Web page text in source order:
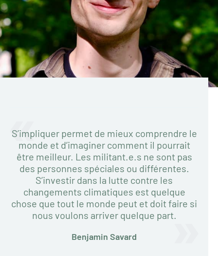
S’impliquer permet de mieux comprendre le
monde et d’imaginer comment il pourrait
être meilleur. Les militant.e.s ne sont pas
des personnes spéciales ou différentes.
S’investir dans la lutte contre les
changements climatiques est quelque
chose que tout le monde peut et doit faire si
nous voulons arriver quelque part.
Benjamin Savard